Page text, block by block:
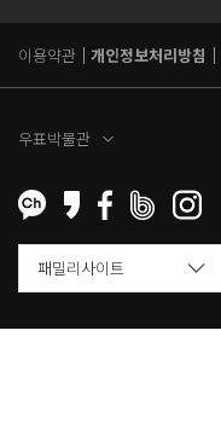
이용약관 개인정보처리방침
우표박물관